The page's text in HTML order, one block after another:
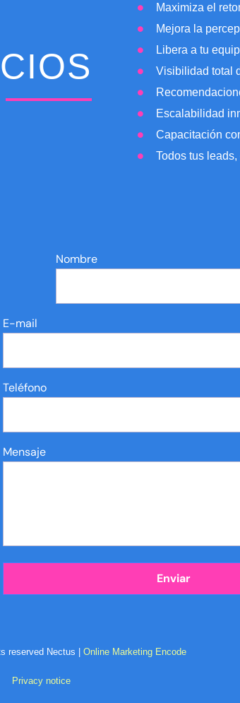
Maximiza el
Mejora la
Libera a tu
Visibilidad total
Escalabilidad
Capacitación
Todos tus
Nombre
E-mail
Teléfono
Mensaje
reserved Nectus | Online Marketing Encode
Privacy notice